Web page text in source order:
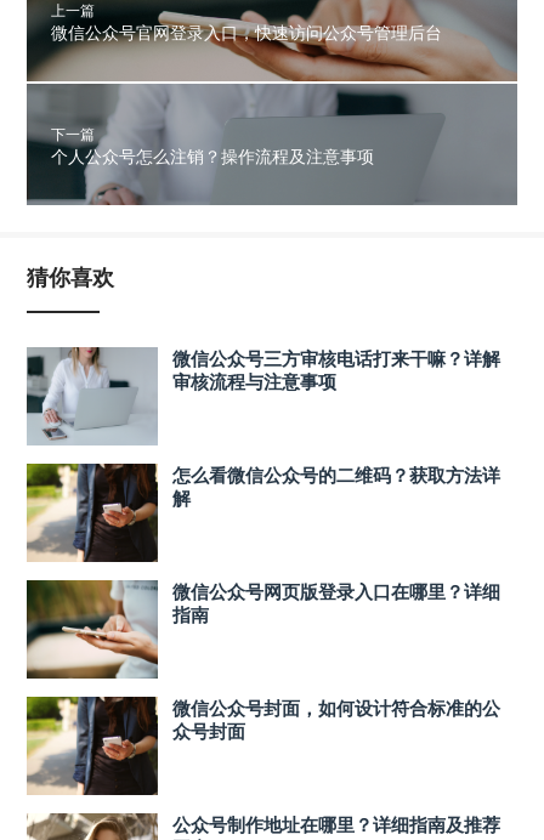
上一篇
微信公众号官网登录入口，快速访问公众号管理后台
下一篇
个人公众号怎么注销？操作流程及注意事项
猜你喜欢
微信公众号三方审核电话打来干嘛？详解
审核流程与注意事项
怎么看微信公众号的二维码？获取方法详
解
微信公众号网页版登录入口在哪里？详细
指南
微信公众号封面，如何设计符合标准的公
众号封面
公众号制作地址在哪里？详细指南及推荐